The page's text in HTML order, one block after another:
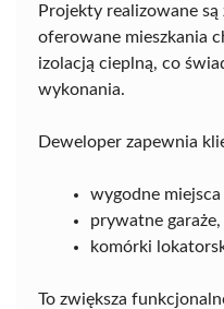
Projekty realizowane
oferowane mieszkania
izolacją cieplną, co
wykonania.
Deweloper zapewnia
wygodne
prywatne garaże,
komórki
To zwiększa